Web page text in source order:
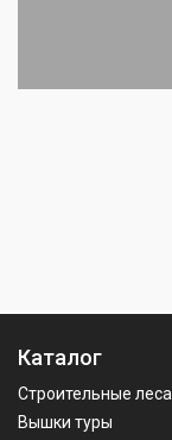
Каталог
Строительные леса
Вышки туры